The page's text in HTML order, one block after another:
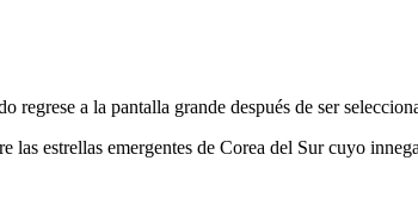
regrese a la pantalla grande después de ser
las estrellas emergentes de Corea del Sur cuyo